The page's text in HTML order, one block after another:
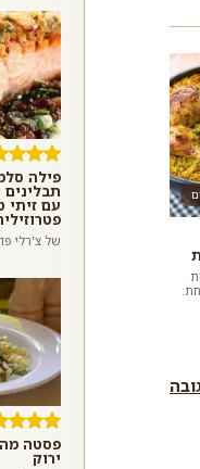
פילה
עם זיתי
של צ'רלי
פסטה
ירוק